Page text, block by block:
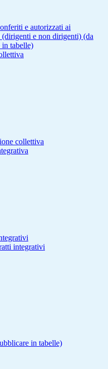
e autorizzati ai
(dirigenti e non dirigenti) (da
in tabelle)
collettiva
integrativi
in tabelle)